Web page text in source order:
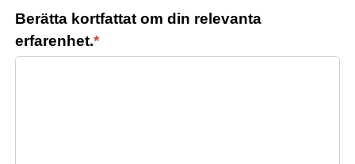
Berätta kortfattat om din relevanta
erfarenhet.*